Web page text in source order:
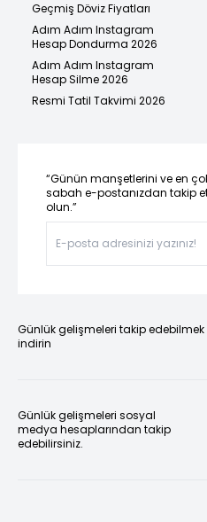
Geçmiş Döviz Fiyatları
Adım Adım Instagram
Hesap Dondurma 2026
Adım Adım Instagram
Hesap Silme 2026
Resmi Tatil Takvimi 2026
“Günün manşetlerini ve en
sabah e-postanızdan takip
olun.”
Günlük gelişmeleri takip
indirin
Günlük gelişmeleri sosyal
medya hesaplarından takip
edebilirsiniz.